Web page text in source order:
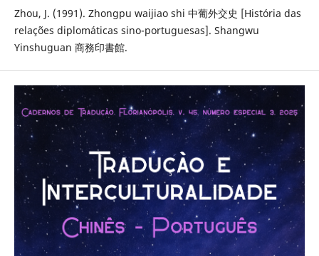
Zhou, J. (1991). Zhongpu waijiao shi 中葡外交史 [História das
relações diplomáticas sino-portuguesas]. Shangwu
Yinshuguan 商務印書館.